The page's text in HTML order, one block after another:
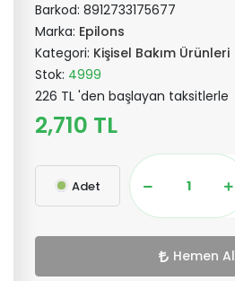
Barkod: 8912733175677
Marka: Epilons
Kategori: Kişisel Bakım Ürünleri
Stok: 4999
226 TL 'den başlayan taksitlerle
2,710 TL
Adet
Hemen Al